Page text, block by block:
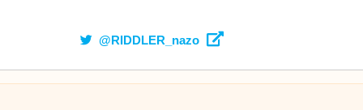
@RIDDLER_nazo